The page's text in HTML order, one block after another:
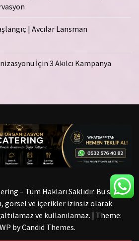
| Avcılar Lansman
İçin 3 Akılcı Kampanya
– Tüm Hakları Saklıdır. Bu sitede
görsel ve içerikler izinsiz olarak
ve kullanılamaz. | Theme:
byCandid Themes.